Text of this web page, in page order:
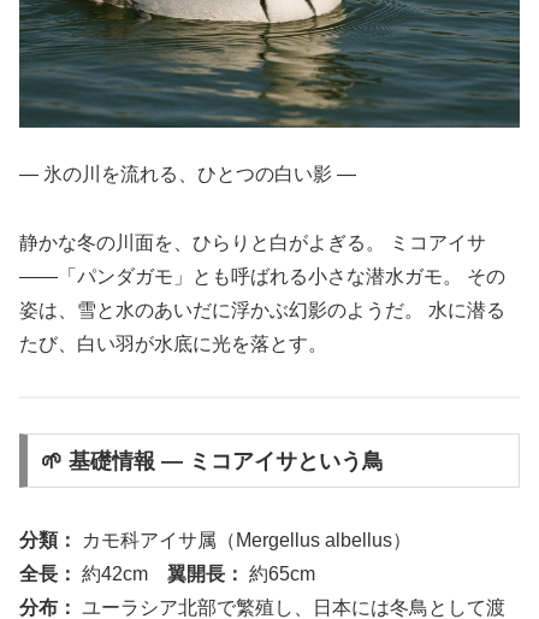
― 氷の川を流れる、ひとつの白い影 ―
静かな冬の川面を、ひらりと白がよぎる。 ミコアイサ
――「パンダガモ」とも呼ばれる小さな潜水ガモ。 その
姿は、雪と水のあいだに浮かぶ幻影のようだ。 水に潜る
たび、白い羽が水底に光を落とす。
🌱 基礎情報 ― ミコアイサという鳥
分類：
カモ科アイサ属（Mergellus albellus）
全長： 約42cm 翼開長： 約65cm
分布： ユーラシア北部で繁殖し、日本には冬鳥として渡